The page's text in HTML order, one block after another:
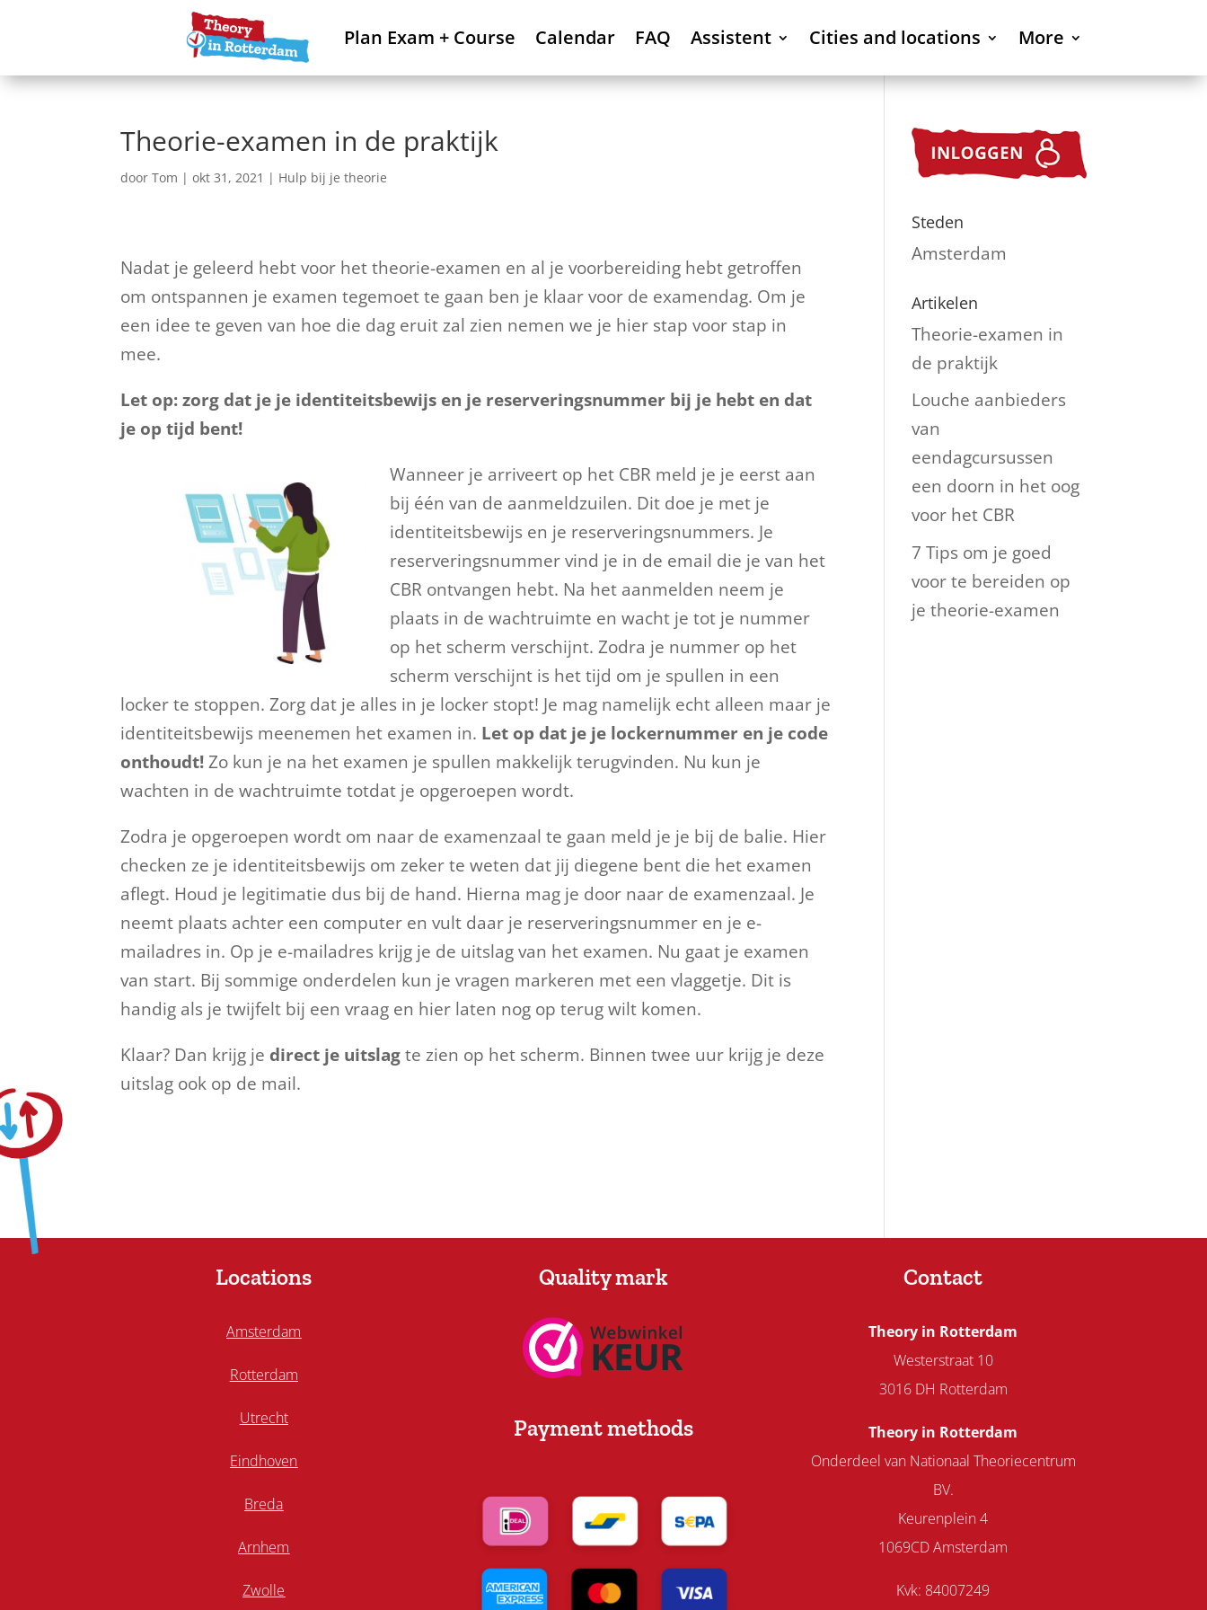
Plan Exam + Course Calendar FAQ Assistent Cities and locations More
Theorie-examen in de praktijk
doorTom |okt 31, 2021 | Hulp bij je theorie
Nadat je geleerd hebt voor het theorie-examen en al je voorbereiding hebt getroffen
om ontspannen je examen tegemoet te gaan ben je klaar voor de examendag. Om je
een idee te geven van hoe die dag eruit zal zien nemen we je hier stap voor stap in
mee.
Let op: zorg dat je je identiteitsbewijs en je reserveringsnummer bij je hebt en dat
je op tijd bent!
Wanneer je arriveert op het CBR meld je je eerst aan
bij één van de aanmeldzuilen. Dit doe je met je
identiteitsbewijs en je reserveringsnummers. Je
reserveringsnummer vind je in de email die je van het
CBR ontvangen hebt. Na het aanmelden neem je
plaats in de wachtruimte en wacht je tot je nummer
op het scherm verschijnt. Zodra je nummer op het
scherm verschijnt is het tijd om je spullen in een
locker te stoppen. Zorg dat je alles in je locker stopt! Je mag namelijk echt alleen maar je
identiteitsbewijs meenemen het examen in. Let op dat je je lockernummer en je code
onthoudt! Zo kun je na het examen je spullen makkelijk terugvinden. Nu kun je
wachten in de wachtruimte totdat je opgeroepen wordt.
Zodra je opgeroepen wordt om naar de examenzaal te gaan meld je je bij de balie. Hier
checken ze je identiteitsbewijs om zeker te weten dat jij diegene bent die het examen
aflegt. Houd je legitimatie dus bij de hand. Hierna mag je door naar de examenzaal. Je
neemt plaats achter een computer en vult daar je reserveringsnummer en je e-
mailadres in. Op je e-mailadres krijg je de uitslag van het examen. Nu gaat je examen
van start. Bij sommige onderdelen kun je vragen markeren met een vlaggetje. Dit is
handig als je twijfelt bij een vraag en hier laten nog op terug wilt komen.
Klaar? Dan krijg je direct je uitslag te zien op het scherm. Binnen twee uur krijg je deze
uitslag ook op de mail.
Steden
Amsterdam
Artikelen
Theorie-examen in
de praktijk
Louche aanbieders
van
eendagcursussen
een doorn in het oog
voor het CBR
7 Tips om je goed
voor te bereiden op
je theorie-examen
Locations
Amsterdam
Rotterdam
Utrecht
Eindhoven
Breda
Arnhem
Zwolle
Quality mark
Payment methods
Contact
Theory in Rotterdam
Westerstraat 10
3016 DH Rotterdam
Theory in Rotterdam
Onderdeel van Nationaal Theoriecentrum
BV.
Keurenplein 4
1069CD Amsterdam
Kvk: 84007249